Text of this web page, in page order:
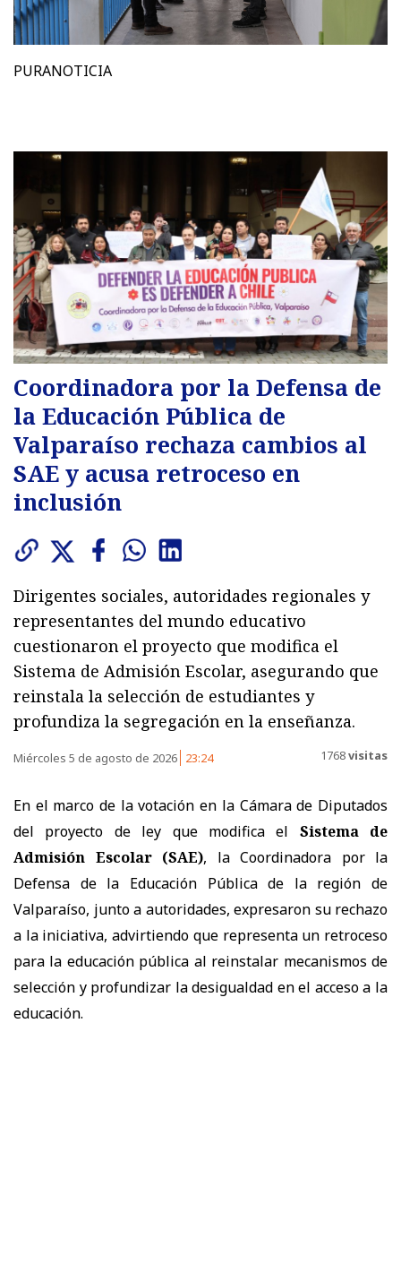
PURANOTICIA
Coordinadora por la Defensa de
la Educación Pública de
Valparaíso rechaza cambios al
SAE y acusa retroceso en
inclusión
Dirigentes sociales, autoridades regionales y
representantes del mundo educativo
cuestionaron el proyecto que modifica el
Sistema de Admisión Escolar, asegurando que
reinstala la selección de estudiantes y
profundiza la segregación en la enseñanza.
Miércoles 5 de agosto de 2026 23:24 1768visitas
En el marco de la votación en la Cámara de Diputados
del proyecto de ley que modifica el
Sistema de
Admisión Escolar (SAE), la Coordinadora por la
Defensa de la Educación Pública de la región de
Valparaíso, junto a autoridades, expresaron su rechazo
a la iniciativa, advirtiendo que representa un retroceso
para la educación pública al reinstalar mecanismos de
selección y profundizar la desigualdad en el acceso a la
educación.